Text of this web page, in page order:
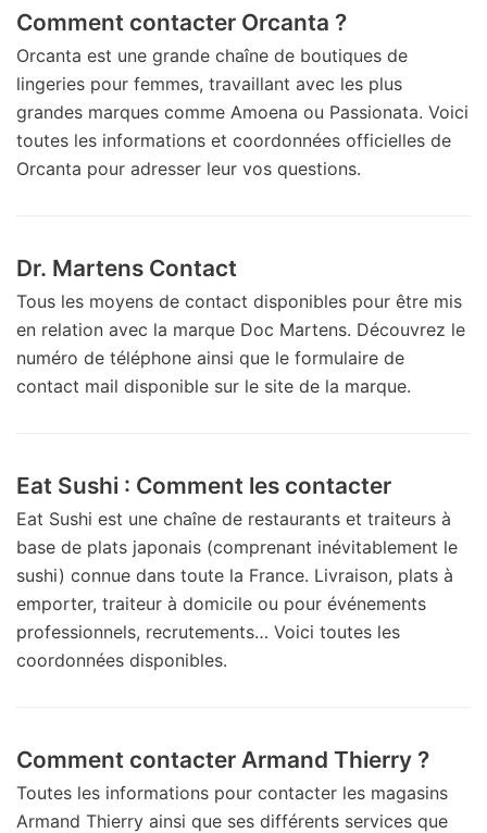
Comment contacter Orcanta ?
Orcanta est une grande chaîne de boutiques de
lingeries pour femmes, travaillant avec les plus
grandes marques comme Amoena ou Passionata. Voici
toutes les informations et coordonnées officielles de
Orcanta pour adresser leur vos questions.
Dr. Martens Contact
Tous les moyens de contact disponibles pour être mis
en relation avec la marque Doc Martens. Découvrez le
numéro de téléphone ainsi que le formulaire de
contact mail disponible sur le site de la marque.
Eat Sushi : Comment les contacter
Eat Sushi est une chaîne de restaurants et traiteurs à
base de plats japonais (comprenant inévitablement le
sushi) connue dans toute la France. Livraison, plats à
emporter, traiteur à domicile ou pour événements
professionnels, recrutements… Voici toutes les
coordonnées disponibles.
Comment contacter Armand Thierry ?
Toutes les informations pour contacter les magasins
Armand Thierry ainsi que ses différents services que